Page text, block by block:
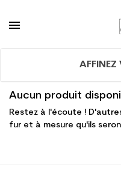
AFFINEZ
Aucun produit
Restez à l'écoute !
fur et à mesure qu'ils